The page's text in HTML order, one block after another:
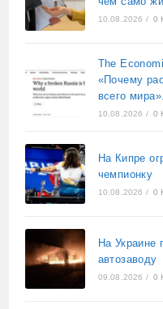
10.08.2026 / 0
The
«Почему
всего мира».
10.08.2026 / 0
На Кипре
чемпионку
10.08.2026 / 0
На Украине
автозаводу
09.08.2026 / 0